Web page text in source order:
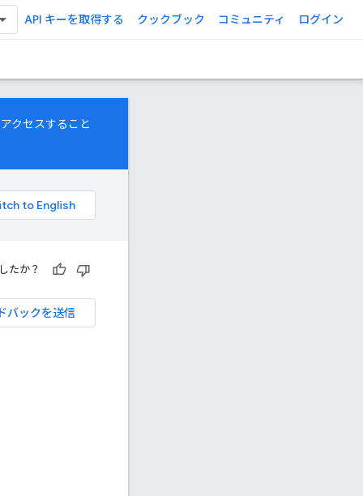
API キーを取得する クックブック コミュニティ ログイン
クセスすること
たか？
バックを送信